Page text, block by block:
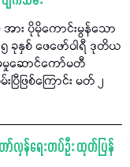
း ပိုမိုကောင်းမွန်သော
စ် ဖေဖော်ဝါရီ ဒုတိယ
ောင်ကော်မတီ
ြီဖြစ်ကြောင်း မတ် ၂
ာ်လှန်ရေးတပ်ဦး ထုတ်ပြန်